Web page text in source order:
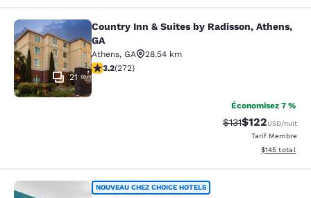
Country Inn & Suites by Radisson,
21
Country Inn & Suites by Radisson, Athens,
GA
Athens, GA
28.54 km
3.24 étoiles. Bien. 272 commentaires
3.2(272)
Économisez 7 %
Tarif barré :
$131Tarif réduit :
$122USD/nuit
Tarif Membre
Afficher les
$145 total
Comfort Inn & Suites
NOUVEAU CHEZ CHOICE HOTELS